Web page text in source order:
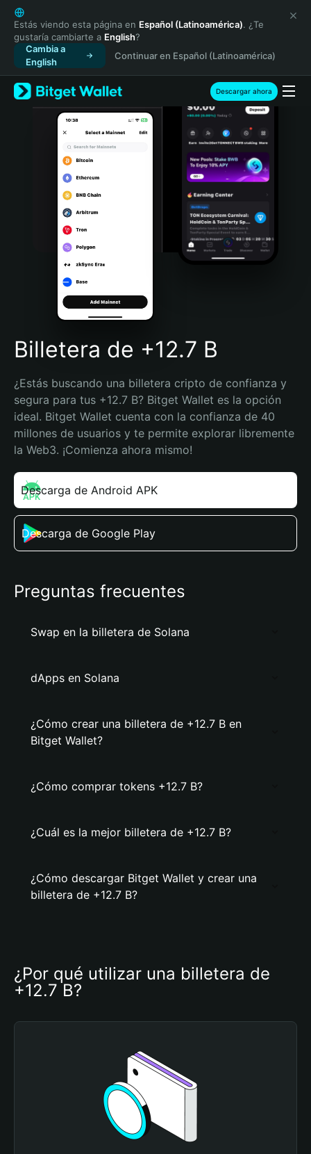
English
日本語
Tiếng Việt
Русский
Español (Latinoamérica)
Türkçe
Italiano
Português (Portugal)
Bahasa Indonesia
Português (Brasil)
Español (Argentina)
Estás viendo esta página en Español (Latinoamérica). ¿Te
gustaría cambiarte a English?
Cambia a
English
Continuar en Español (Latinoamérica)
Descargar ahora
Billetera de +12.7 B
¿Estás buscando una billetera cripto de confianza y
segura para tus +12.7 B? Bitget Wallet es la opción
ideal. Bitget Wallet cuenta con la confianza de 40
millones de usuarios y te permite explorar libremente
la Web3. ¡Comienza ahora mismo!
Descarga de Android APK
Descarga de Google Play
Preguntas frecuentes
Swap en la billetera de Solana
dApps en Solana
¿Cómo crear una billetera de +12.7 B en
Bitget Wallet?
¿Cómo comprar tokens +12.7 B?
¿Cuál es la mejor billetera de +12.7 B?
¿Cómo descargar Bitget Wallet y crear una
billetera de +12.7 B?
¿Por qué utilizar una billetera de
+12.7 B?